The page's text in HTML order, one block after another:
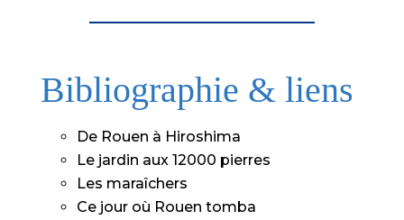
Bibliographie & liens
De Rouen à Hiroshima
Le jardin aux 12000 pierres
Les maraîchers
Ce jour où Rouen tomba